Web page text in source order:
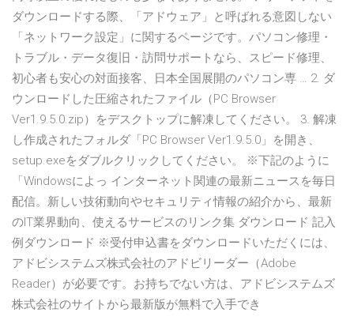
ダウンロードする際、「アドウェア」と呼ばれる意図しない
「ネットワーク設定」に関するページです。パソコン修理・
トラブル・データ復旧・訪問サポートなら、スピード修理、
初心者も安心の対面接客、日本全国展開のパソコン専 … 2. ダ
ウンロードした圧縮されたファイル（PC Browser
Ver1.9.5.0.zip）をデスクトップに解凍してください。 3. 解凍
し作成されたフォルダ「PC Browser Ver1.9.5.0」を開き、
setup.exeをダブルクリックしてください。 ※下記のように
「Windowsによっ インターネット関連の最新ニュースを毎日
配信。新しい技術動向やセキュリティ情報の紹介から、最新
のIT業界動向、使えるサービスのリンク集 ダウンロード 記入
例ダウンロード ※受付申込書をダウンロードいただくには、
アドビシステムズ株式会社のアドビリーダー（Adobe
Reader）が必要です。お持ちでない方は、アドビシステムズ
株式会社のサイトから最新版が無料で入手でき